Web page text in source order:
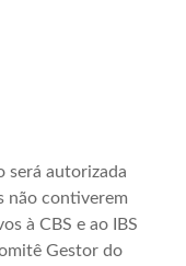
será autorizada
não contiverem
à CBS e ao IBS
Gestor do